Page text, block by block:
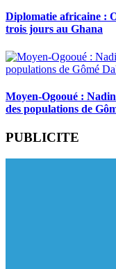
Diplomatie africaine :
trois jours au Ghana
Moyen-Ogooué :
des populations de
PUBLICITE